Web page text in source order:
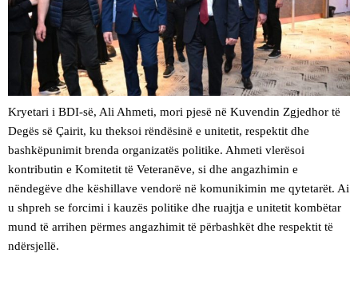
Kryetari i BDI-së, Ali Ahmeti, mori pjesë në Kuvendin Zgjedhor të
Degës së Çairit, ku theksoi rëndësinë e unitetit, respektit dhe
bashkëpunimit brenda organizatës politike. Ahmeti vlerësoi
kontributin e Komitetit të Veteranëve, si dhe angazhimin e
nëndegëve dhe këshillave vendorë në komunikimin me qytetarët. Ai
u shpreh se forcimi i kauzës politike dhe ruajtja e unitetit kombëtar
mund të arrihen përmes angazhimit të përbashkët dhe respektit të
ndërsjellë.